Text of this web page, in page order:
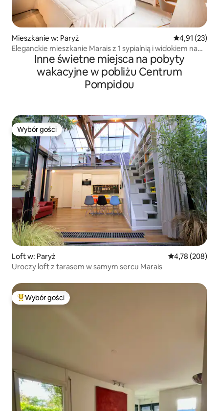
Mieszkanie w: Paryż Średnia
4,91 (23)
Eleganckie mieszkanie Marais z 1 sypialnią i widokiem na
prywatny ogród
Inne świetne miejsca na pobyty
wakacyjne w pobliżu Centrum
Pompidou
Wybór gości
Wybór gości
Loft w: Paryż Średnia
4,78 (208)
Uroczy loft z tarasem w samym sercu Marais
Najpopularniejsze z kategorii Wybór gości
Wybór gości